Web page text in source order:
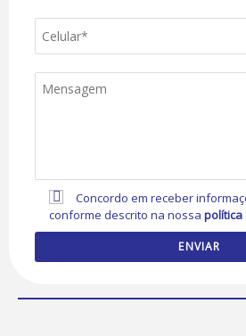
Concordo em receber
conforme descrito na nossapolítica